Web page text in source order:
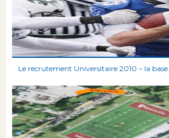
Le recrutement Universitaire 2010 – la base…